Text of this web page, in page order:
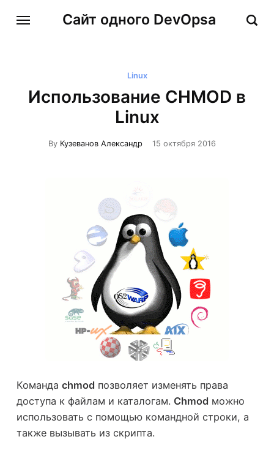
Сайт одного DevOpsa
Linux
Использование CHMOD в
Linux
By Кузеванов Александр 15 октября 2016
Команда chmod позволяет изменять права
доступа к файлам и каталогам. Chmod можно
использовать с помощью командной строки, а
также вызывать из скрипта.